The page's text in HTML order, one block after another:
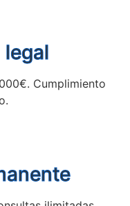
Cumplimiento